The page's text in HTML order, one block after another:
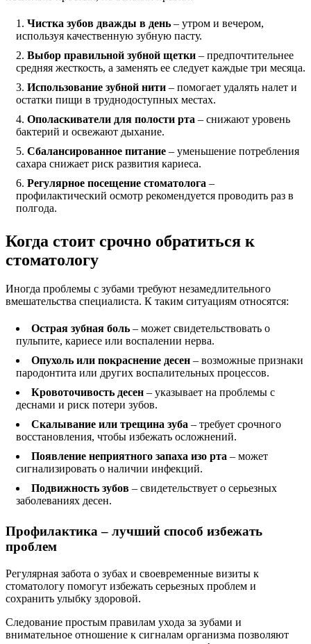
Чистка зубов дважды в день – утром и вечером,
используя качественную зубную пасту.
Выбор правильной зубной щетки – предпочтительнее
средняя жесткость, а заменять ее следует каждые три месяца.
Использование зубной нити – помогает удалять налет и
остатки пищи в труднодоступных местах.
Ополаскиватели для полости рта – снижают уровень
бактерий и освежают дыхание.
Сбалансированное питание – уменьшение потребления
сахара снижает риск развития кариеса.
Регулярное посещение стоматолога –
профилактический осмотр рекомендуется проводить раз в
полгода.
Когда стоит срочно обратиться к
стоматологу
Иногда проблемы с зубами требуют незамедлительного
вмешательства специалиста. К таким ситуациям относятся:
Острая зубная боль – может свидетельствовать о
пульпите, кариесе или воспалении нерва.
Опухоль или покраснение десен – возможные признаки
пародонтита или других воспалительных процессов.
Кровоточивость десен – указывает на проблемы с
деснами и риск потери зубов.
Скалывание или трещина зуба – требует срочного
восстановления, чтобы избежать осложнений.
Появление неприятного запаха изо рта – может
сигнализировать о наличии инфекций.
Подвижность зубов – свидетельствует о серьезных
заболеваниях десен.
Профилактика – лучший способ избежать
проблем
Регулярная забота о зубах и своевременные визиты к
стоматологу помогут избежать серьезных проблем и
сохранить улыбку здоровой.
Следование простым правилам ухода за зубами и
внимательное отношение к сигналам организма позволяют